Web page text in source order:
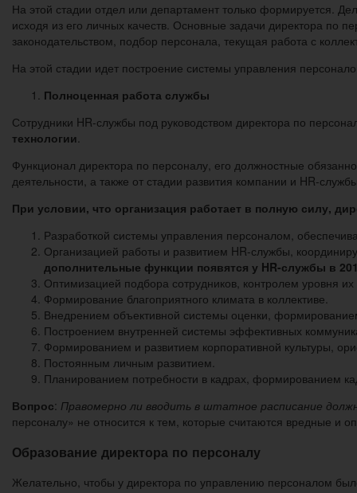
На этой стадии отдел или департамент только формируется.
исходя из его личных качеств. Основные задачи директора по
законодательством, подбор персонала, текущая работа с
На этой стадии идет построение системы управления
Полноценная работа службы
Сотрудники HR-службы под руководством директора по
технологии.
Функционал директора по персоналу, его должностные
деятельности, а также от стадии развития компании и HR-
При условии, что организация работает в полную силу,
Разработкой системы управления персоналом,
Организацией работы и развитием HR-службы,
дополнительные функции появятся у HR-службы в
Оптимизацией подбора сотрудников, контролем уровня
Формирование благоприятного климата в коллективе.
Внедрением объективной системы оценки,
Построением внутренней системы эффективных
Формированием и развитием корпоративной культуры,
Постоянным личным развитием.
Планированием потребности в кадрах, формированием
Вопрос: Правомерно ли вводить в штатное расписание
персоналу» не относится к тем, которые считаются вредные
Образование директора по персоналу
Желательно, чтобы у директора по управлению персоналом